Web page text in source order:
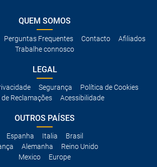
QUEM SOMOS
Perguntas Frequentes Contacto
Afiliados
Trabalhe connosco
LEGAL
Segurança
Política de Cookies
de Reclamações
Acessibilidade
OUTROS PAÍSES
Espanha Italia
Brasil
Alemanha
Reino Unido
Mexico
Europe